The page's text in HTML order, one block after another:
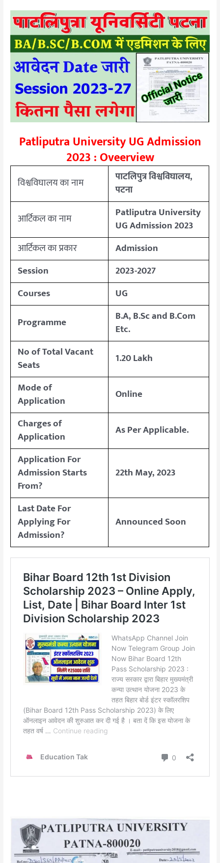
Patliputra University UG Admission
2023 : Oveerview
विश्वविघालय का नाम
पाटलिपुत्र विश्वविघालय,
पटना
आर्टिकल का नाम
Patliputra University
UG Admission 2023
आर्टिकल का प्रकार
Admission
Session
2023-2027
Courses
UG
Programme
B.A, B.Sc and B.Com
Etc.
No of Total Vacant
Seats
1.20 Lakh
Mode of
Application
Online
Charges of
Application
As Per Applicable.
Application For
Admission Starts
From?
22th May, 2023
Last Date For
Applying For
Admission?
Announced Soon